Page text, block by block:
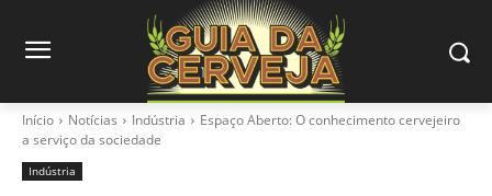
Início Notícias Indústria
Espaço Aberto: O conhecimento cervejeiro
a serviço da sociedade
Indústria